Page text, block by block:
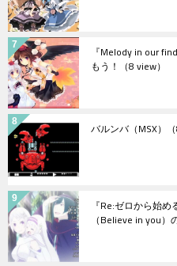
『Melody in our
もう！ （8 view）
バルンバ（MSX）
『Re:ゼロから始
（Believe in you）